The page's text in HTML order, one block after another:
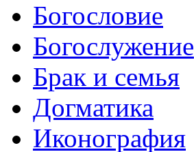
Богословие
Богослужение
Брак и семья
Догматика
Иконография